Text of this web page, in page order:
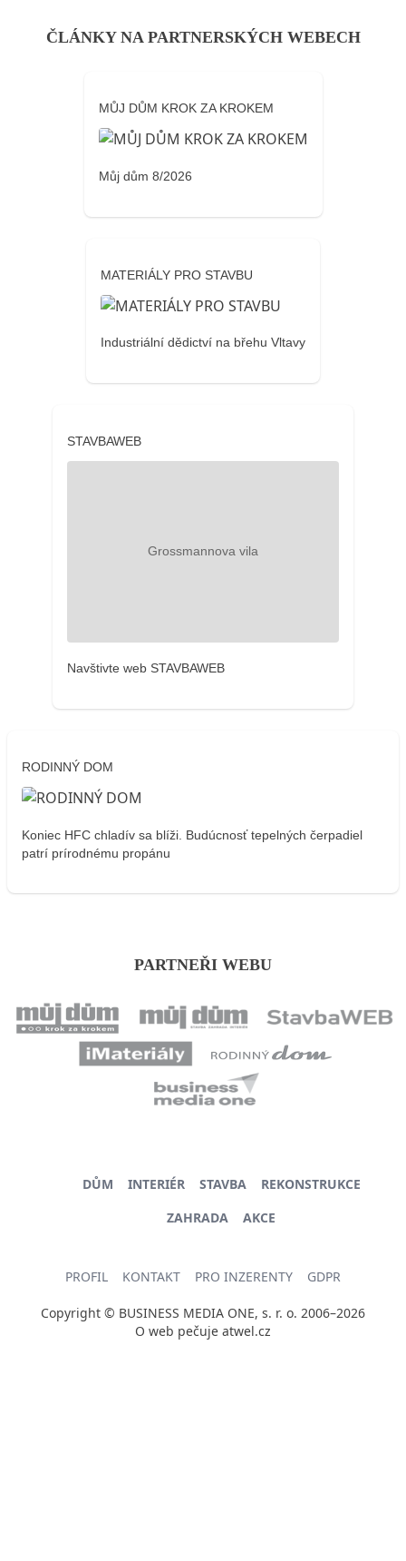
ČLÁNKY NA PARTNERSKÝCH WEBECH
MŮJ DŮM KROK ZA KROKEM
Můj dům 8/2026
MATERIÁLY PRO STAVBU
Industriální dědictví na břehu Vltavy
STAVBAWEB
Navštivte web STAVBAWEB
RODINNÝ DOM
Koniec HFC chladív sa blíži. Budúcnosť tepelných čerpadiel
patrí prírodnému propánu
PARTNEŘI WEBU
DŮM INTERIÉR STAVBA
REKONSTRUKCE
ZAHRADA
AKCE
PROFIL KONTAKT PRO INZERENTY GDPR
Copyright © BUSINESS MEDIA ONE, s. r. o. 2006–2026